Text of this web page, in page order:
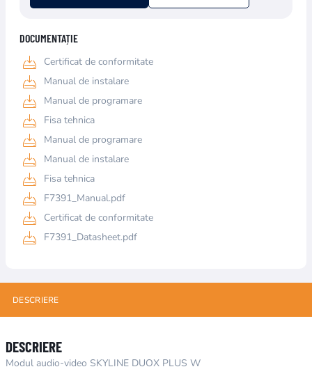
DOCUMENTAȚIE
Certificat de conformitate
Manual de instalare
Manual de programare
Fisa tehnica
Manual de programare
Manual de instalare
Fisa tehnica
F7391_Manual.pdf
Certificat de conformitate
F7391_Datasheet.pdf
DESCRIERE
DESCRIERE
Modul audio-video SKYLINE DUOX PLUS W